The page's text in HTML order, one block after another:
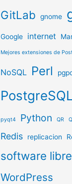
GitLab gnome
Google internet
Mejores extensiones de
NoSQL Perl
pyqt4 Python QR
Redis replicacion
software libre
WordPress